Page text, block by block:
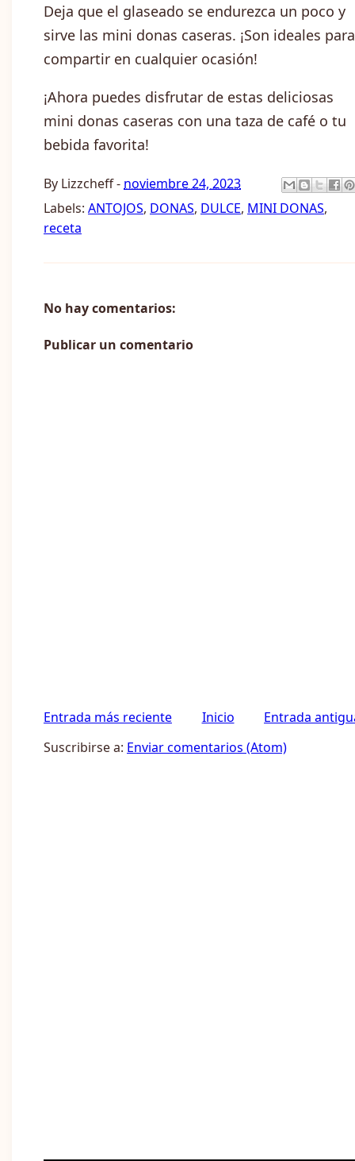
Deja que el glaseado se endurezca un poco y
sirve las mini donas caseras. ¡Son ideales para
compartir en cualquier ocasión!
¡Ahora puedes disfrutar de estas deliciosas
mini donas caseras con una taza de café o tu
bebida favorita!
By Lizzcheff- noviembre 24, 2023
Labels: ANTOJOS, DONAS, DULCE, MINI DONAS,
receta
No hay comentarios:
Publicar un comentario
Entrada más reciente Entrada
Inicio
Suscribirse a: Enviar comentarios (Atom)